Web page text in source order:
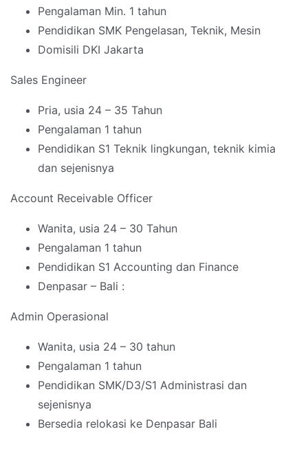
Pengalaman Min. 1 tahun
Pendidikan SMK Pengelasan, Teknik, Mesin
Domisili DKI Jakarta
Sales Engineer
Pria, usia 24 – 35 Tahun
Pengalaman 1 tahun
Pendidikan S1 Teknik lingkungan, teknik kimia
dan sejenisnya
Account Receivable Officer
Wanita, usia 24 – 30 Tahun
Pengalaman 1 tahun
Pendidikan S1 Accounting dan Finance
Denpasar – Bali :
Admin Operasional
Wanita, usia 24 – 30 tahun
Pengalaman 1 tahun
Pendidikan SMK/D3/S1 Administrasi dan
sejenisnya
Bersedia relokasi ke Denpasar Bali